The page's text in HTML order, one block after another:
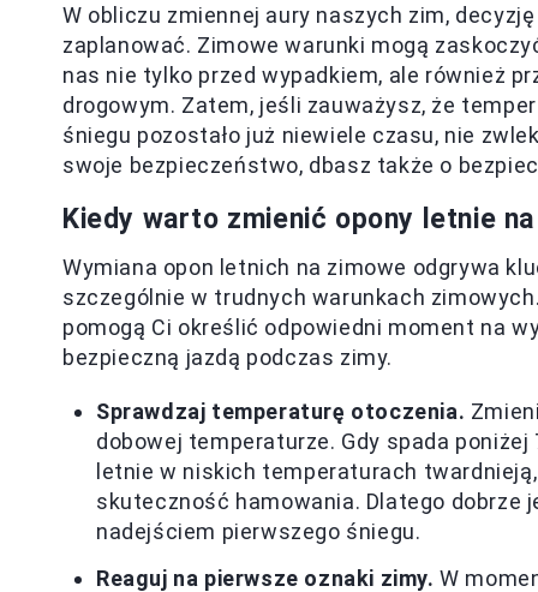
W obliczu zmiennej aury naszych zim,
zaplanować. Zimowe warunki mogą
nas nie tylko przed wypadkiem, ale również
drogowym. Zatem, jeśli zauważysz, że
śniegu pozostało już niewiele czasu, nie
swoje bezpieczeństwo, dbasz także o
Kiedy warto zmienić opony letnie
Wymiana opon letnich na zimowe odgrywa
szczególnie w trudnych warunkach
pomogą Ci określić odpowiedni moment na
bezpieczną jazdą podczas zimy.
Sprawdzaj temperaturę otoczenia.
dobowej temperaturze. Gdy spada poniżej
letnie w niskich temperaturach
skuteczność hamowania. Dlatego dobrze
nadejściem pierwszego śniegu.
Reaguj na pierwsze oznaki zimy. W